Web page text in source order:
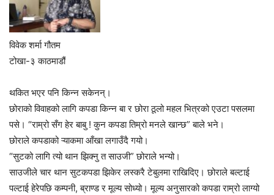
विवेक शर्मा गौतम
टोखा-३ काठमाडौं
थकित भएर पनि किन्न सकेनन्।
छोराको विवाहको लागि कपडा किन्न बा र छोरा ठूलो महल भित्रको एउटा पसलमा
पसे। “राम्रो सँग हेर बाबु ! कुन कपडा तिम्रो मनले खान्छ” बाले भने।
छोराले कपडाको ऱ्याकमा आँखा लगाउँदै गयो।
“सुटको लागि त्यो थान झिक्नु त साउजी” छोराले भन्यो।
साउजीले चार थान सुटकपडा झिकेर लस्करै टेबुलमा राखिदिए। छोराले बल्टाई
पल्टाई हेरेपछि कम्पनी, ब्राण्ड र मूल्य सोध्यो। मूल्य अनुसारको कपडा राम्रो लाग्यो